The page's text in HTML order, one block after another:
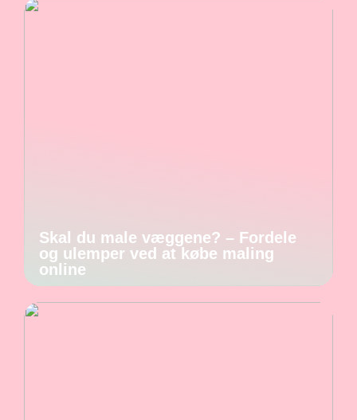
Skal du male væggene? – Fordele
og ulemper ved at købe maling
online